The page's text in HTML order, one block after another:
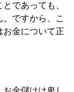
であっても、
ですから、こ
お金について正